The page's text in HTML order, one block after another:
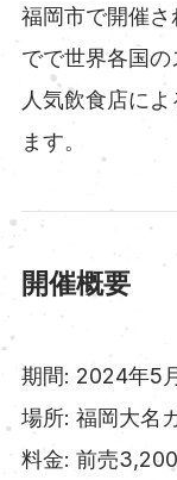
福岡市で開催
でで世界各国
人気飲食店に
ます。
開催概要
期間: 2024年5
場所: 福岡大名
料金: 前売